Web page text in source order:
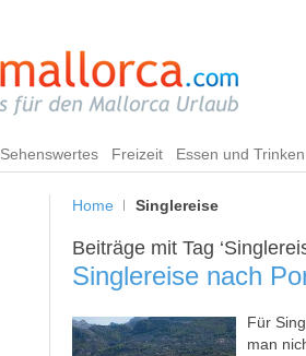
Sehenswertes Freizeit Essen und Trinken
Home Singlereise
Beiträge mit Tag
Singlereise nach
Für
man